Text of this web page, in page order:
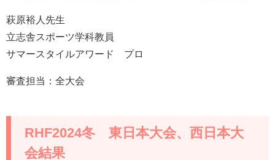
萩原裕人先生
立志舎スポーツ学科教員
サマースタイルアワード プロ
審査担当：全大会
RHF2024冬 東日本大会、西日本大
会結果